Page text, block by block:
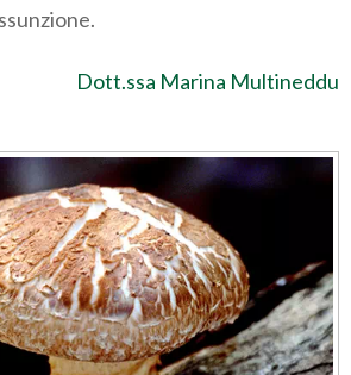
Dott.ssa Marina Multineddu